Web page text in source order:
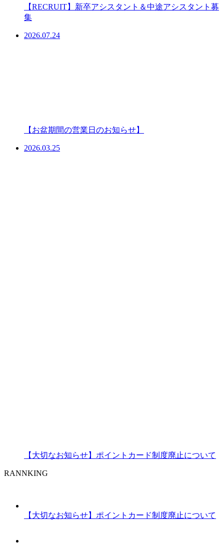
【RECRUIT】新卒アシスタント＆中途アシスタント募
集
2026.07.24
【お盆期間の営業日のお知らせ】
2026.03.25
【大切なお知らせ】ポイントカード制度廃止について
RANNKING
【大切なお知らせ】ポイントカード制度廃止について